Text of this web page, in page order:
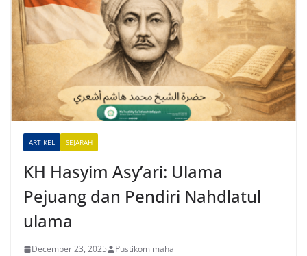
a
t
i
v
ARTIKEL SEJARAH
KH Hasyim Asy’ari: Ulama
Pejuang dan Pendiri Nahdlatul
ulama
December 23, 2025 Pustikom maha